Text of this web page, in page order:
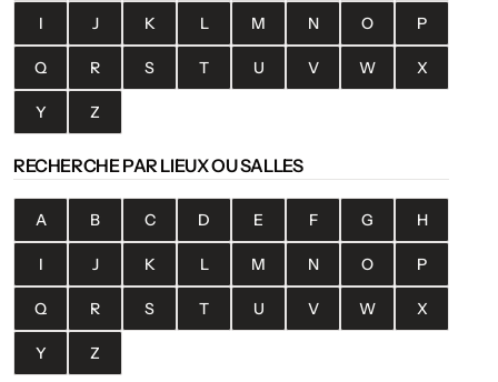
I J K L M N O P
Q R S T U V W X
Y Z
RECHERCHE PAR LIEUX OU SALLES
A B C D E F G H
I J K L M N O P
Q R S T U V W X
Y Z